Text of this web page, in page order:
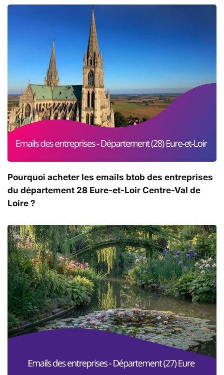
Pourquoi acheter les emails btob des entreprises
du département 28 Eure-et-Loir Centre-Val de
Loire ?